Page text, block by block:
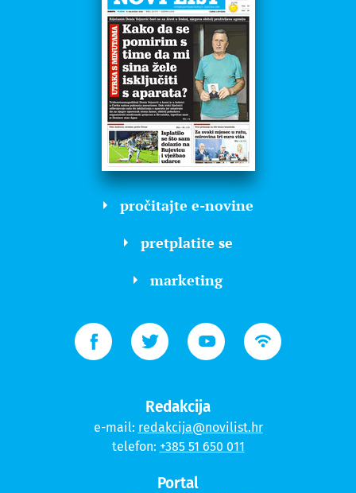
pročitajte e-novine
pretplatite se
marketing
Redakcija
e-mail: redakcija@novilist.hr
telefon: +385 51 650 011
Portal